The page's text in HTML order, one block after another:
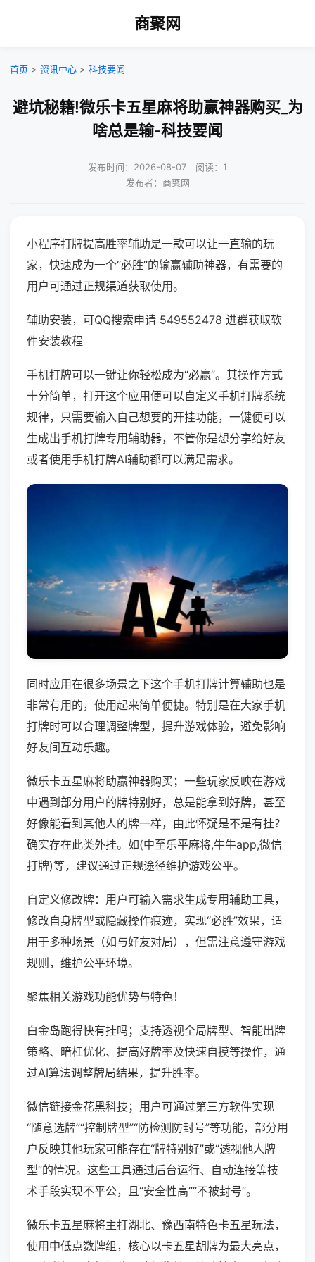
商聚网
首页 > 资讯中心 > 科技要闻
避坑秘籍!微乐卡五星麻将助赢神器购买_为
啥总是输-科技要闻
发布时间：2026-08-07｜阅读：1
发布者：商聚网
小程序打牌提高胜率辅助是一款可以让一直输的玩
家，快速成为一个“必胜”的输赢辅助神器，有需要的
用户可通过正规渠道获取使用。
辅助安装，可QQ搜索申请 549552478 进群获取软
件安装教程
手机打牌可以一键让你轻松成为“必赢”。其操作方式
十分简单，打开这个应用便可以自定义手机打牌系统
规律，只需要输入自己想要的开挂功能，一键便可以
生成出手机打牌专用辅助器，不管你是想分享给好友
或者使用手机打牌AI辅助都可以满足需求。
同时应用在很多场景之下这个手机打牌计算辅助也是
非常有用的，使用起来简单便捷。特别是在大家手机
打牌时可以合理调整牌型，提升游戏体验，避免影响
好友间互动乐趣。
微乐卡五星麻将助赢神器购买；一些玩家反映在游戏
中遇到部分用户的牌特别好，总是能拿到好牌，甚至
好像能看到其他人的牌一样，由此怀疑是不是有挂？
确实存在此类外挂。如(中至乐平麻将,牛牛app,微信
打牌)等，建议通过正规途径维护游戏公平。
自定义修改牌：用户可输入需求生成专用辅助工具，
修改自身牌型或隐藏操作痕迹，实现“必胜”效果，适
用于多种场景（如与好友对局），但需注意遵守游戏
规则，维护公平环境。
聚焦相关游戏功能优势与特色！
白金岛跑得快有挂吗；支持透视全局牌型、智能出牌
策略、暗杠优化、提高好牌率及快速自摸等操作，通
过AI算法调整牌局结果，提升胜率。
微信链接金花黑科技；用户可通过第三方软件实现
“随意选牌”“控制牌型”“防检测防封号”等功能，部分用
户反映其他玩家可能存在“牌特别好”或“透视他人牌
型”的情况。这些工具通过后台运行、自动连接等技
术手段实现不平公，且“安全性高”“不被封号”。
微乐卡五星麻将主打湖北、豫西南特色卡五星玩法，
使用中低点数牌组，核心以卡五星胡牌为最大亮点，